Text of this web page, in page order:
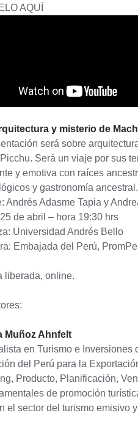
AQUÍ
y misterio de
será sobre
Será un viaje por sus
y emotiva con raíces
y gastronomía ancestral.
Andrés Adasme Tapia y
de abril – hora 19:30 hrs
Universidad Andrés Bello
Embajada del Perú,
liberada, online.
Muñoz Ahnfelt
en Turismo e
del Perú para la
Producto, Planificación,
de promoción
el sector del turismo emisivo